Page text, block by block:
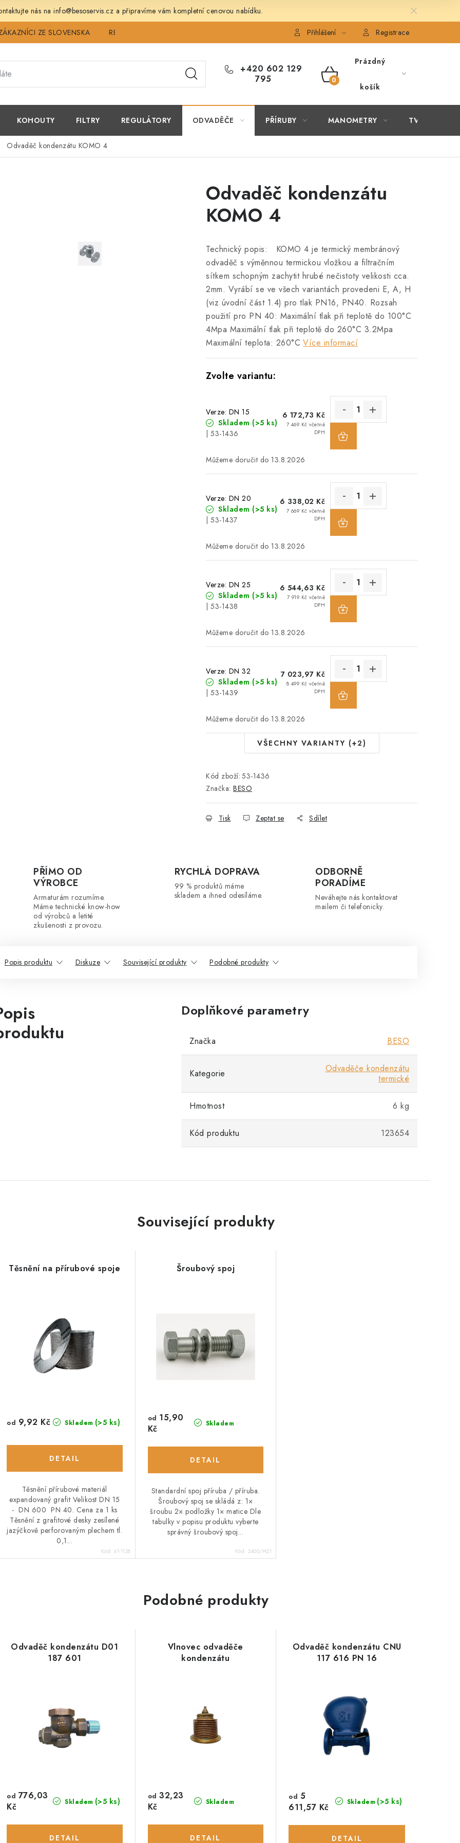
nás na info@besoservis.cz a připravíme vám kompletní cenovou nabídku.
ZE SLOVENSKA REVIZE OBCHODNÍ PODMÍNKY PODMÍNKY OCHRANY
Přihlášení Registrace
+420 602 129
795
NÁKUPNÍ
Prázdný
košík
KOHOUTY FILTRY REGULÁTORY ODVADĚČE PŘÍRUBY MANOMETRY TVAROVKY
Odvaděč kondenzátu KOMO 4
Odvaděč kondenzátu
KOMO 4
Technický popis: KOMO 4 je termický membránový
odvaděč s výměnnou termickou vložkou a filtračním
sítkem schopným zachytit hrubé nečistoty velikosti cca.
2mm. Vyrábí se ve všech variantách provedeni E, A, H
(viz úvodní část 1.4) pro tlak PN16, PN40. Rozsah
použití pro PN 40: Maximální tlak při teplotě do 100°C
4Mpa Maximální tlak při teplotě do 260°C 3.2Mpa
Maximální teplota: 260°C Více informací
Verze: DN 15
Skladem (>5 ks)
| 53-1436
6 172,73 Kč
7 469 Kč včetně
DPH
13.8.2026
Verze: DN 20
Skladem (>5 ks)
| 53-1437
6 338,02 Kč
7 669 Kč včetně
DPH
13.8.2026
Verze: DN 25
Skladem (>5 ks)
| 53-1438
6 544,63 Kč
7 919 Kč včetně
DPH
13.8.2026
Verze: DN 32
Skladem (>5 ks)
| 53-1439
7 023,97 Kč
8 499 Kč včetně
DPH
13.8.2026
VŠECHNY VARIANTY (+2)
Kód zboží: 53-1436
Značka: BESO
Tisk Zeptat se Sdílet
PŘÍMO OD
VÝROBCE
Armaturám rozumíme.
Máme technické know-how
od výrobců a letité
zkušenosti z provozu.
RYCHLÁ DOPRAVA
99 % produktů máme
skladem a ihned odesíláme.
ODBORNĚ
PORADÍME
Neváhejte nás kontaktovat
mailem či telefonicky.
Popis produktu Diskuze Související produkty Podobné produkty
Doplňkové parametry
Značka BESO
Kategorie
Odvaděče kondenzátu
termické
Hmotnost 6 kg
Kód produktu 123654
Související produkty
Těsnění na přírubové spoje
Skladem (>5 ks)
od 9,92 Kč
Těsnění přírubové materiál
expandovaný grafit Velikost DN 15
- DN 600 PN 40. Cena za 1 ks
Těsnění z grafitové desky zesílené
jazýčkově perforovaným plechem tl.
0,1...
Kód:61-1128
Šroubový spoj
Skladem
od 15,90
Kč
Standardní spoj příruba / příruba.
Šroubový spoj se skládá z: 1×
šroubu 2× podložky 1× matice Dle
tabulky v popisu produktu vyberte
správný šroubový spoj...
Kód: 2400/M21
Podobné produkty
Odvaděč kondenzátu D01
187 601
Skladem (>5 ks)
od 776,03
Kč
Vlnovec odvaděče
kondenzátu
Skladem
od 32,23
Kč
Odvaděč kondenzátu CNU
117 616 PN 16
Skladem (>5 ks)
od 5
611,57 Kč